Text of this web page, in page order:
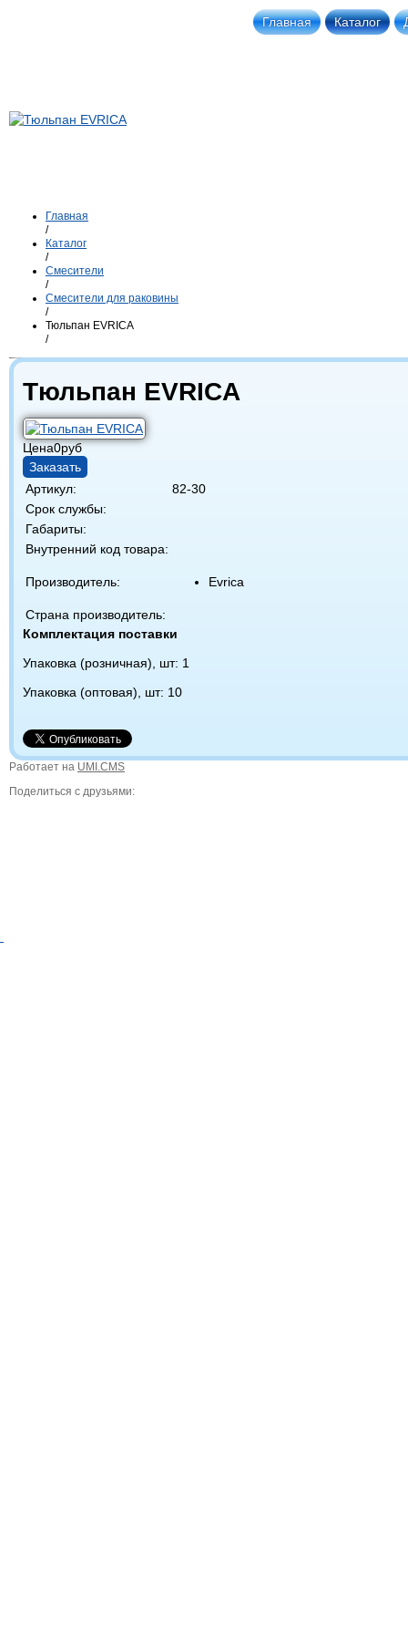
Главная Каталог
Главная
/
Каталог
/
Смесители
/
Смесители для раковины
/
Тюльпан EVRICA
/
Тюльпан EVRICA
Цена0руб
Заказать
Артикул:
82-30
Срок службы:
Габариты:
Внутренний код товара:
Производитель: Evrica
Страна производитель:
Комплектация поставки
Упаковка (розничная), шт: 1
Упаковка (оптовая), шт: 10
Работает на UMI.CMS
Поделиться с друзьями: